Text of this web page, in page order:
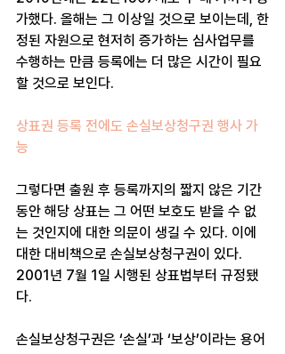
가했다. 올해는 그 이상일 것으로 보이는데, 한
정된 자원으로 현저히 증가하는 심사업무를
수행하는 만큼 등록에는 더 많은 시간이 필요
할 것으로 보인다.
상표권 등록 전에도 손실보상청구권 행사 가
능
그렇다면 출원 후 등록까지의 짧지 않은 기간
동안 해당 상표는 그 어떤 보호도 받을 수 없
는 것인지에 대한 의문이 생길 수 있다. 이에
대한 대비책으로 손실보상청구권이 있다.
2001년 7월 1일 시행된 상표법부터 규정됐
다.
손실보상청구권은 ‘손실’과 ‘보상’이라는 용어